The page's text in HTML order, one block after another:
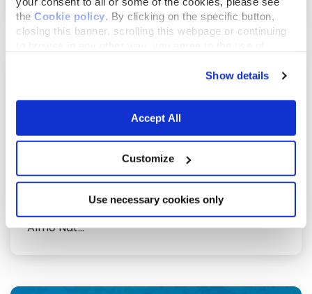
the Cookie policy. By clicking on the specific button,
closing this banner, scrolling this webpage or continuing
Show details
Accept All
Customize
Use necessary cookies only
dicembre 17, 2019
Nuovo progetto: la Fondazione Capellino e
Almo Nat...